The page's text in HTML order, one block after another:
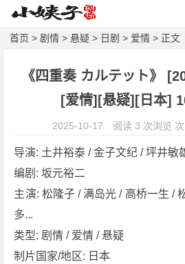
首页 > 剧情 >悬疑 > 日剧 > 爱情 > 正文
《四重奏 カルテット》
[爱情][悬疑][日本]
2025-10-17 阅读 3 次浏览 次
导演: 土井裕泰 / 金子文纪 / 坪井敏
编剧: 坂元裕二
主演: 松隆子 / 满岛光 / 高桥一生 /
多...
类型: 剧情 / 爱情 / 悬疑
制片国家/地区: 日本